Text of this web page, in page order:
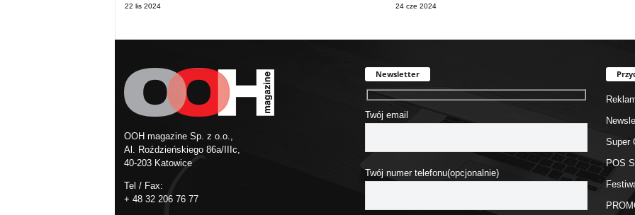
22 lis 2024 24 cze 2024
OOH magazine Sp. z o.o.,
Al. Roździeńskiego 86a/IIIc,
40-203 Katowice
Tel / Fax:
+ 48 32 206 76 77
Newsletter
Twój email
Twój numer telefonu(opcjonalnie)
Super
POS